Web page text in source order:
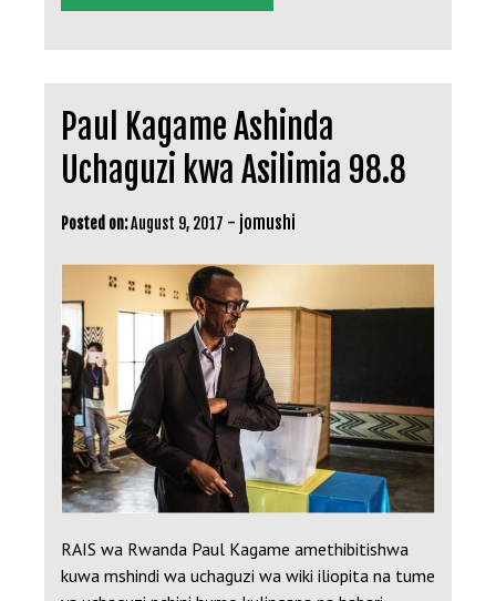
Paul Kagame Ashinda
Uchaguzi kwa Asilimia 98.8
Posted on:August 9, 2017 - jomushi
RAIS wa Rwanda Paul Kagame amethibitishwa
kuwa mshindi wa uchaguzi wa wiki iliopita na tume